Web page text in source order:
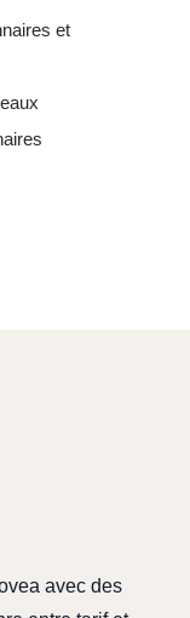
et
avec des